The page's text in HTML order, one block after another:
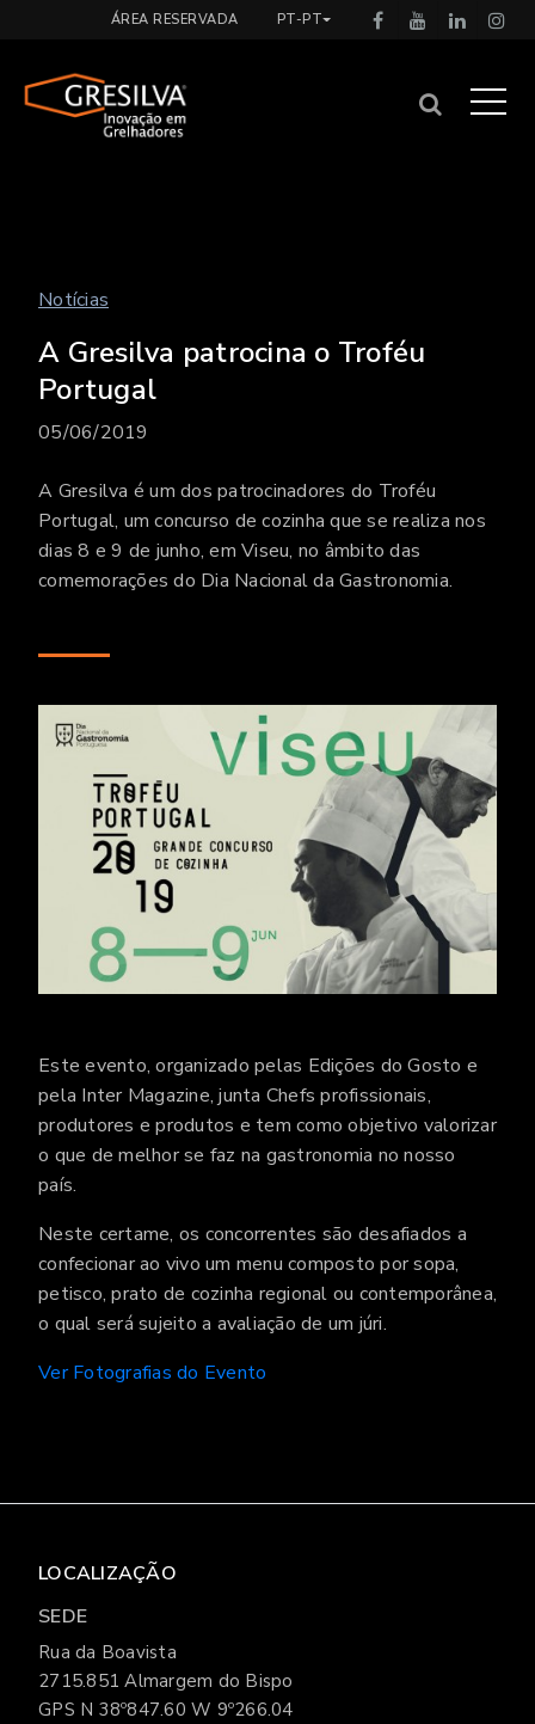
ÁREA RESERVADA PT-PT
Notícias
A Gresilva patrocina o Troféu
Portugal
05/06/2019
A Gresilva é um dos patrocinadores do Troféu
Portugal, um concurso de cozinha que se realiza nos
dias 8 e 9 de junho, em Viseu, no âmbito das
comemorações do Dia Nacional da Gastronomia.
Este evento, organizado pelas Edições do Gosto e
pela Inter Magazine, junta Chefs profissionais,
produtores e produtos e tem como objetivo valorizar
o que de melhor se faz na gastronomia no nosso
país.
Neste certame, os concorrentes são desafiados a
confecionar ao vivo um menu composto por sopa,
petisco, prato de cozinha regional ou contemporânea,
o qual será sujeito a avaliação de um júri.
Ver Fotografias do Evento
LOCALIZAÇÃO
SEDE
Rua da Boavista
2715.851 Almargem do Bispo
GPS N 38º847.60 W 9º266.04